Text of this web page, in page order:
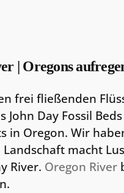
| Oregons
frei fließenden
Day Fossil
in Oregon. Wir
macht
River. Oregon River